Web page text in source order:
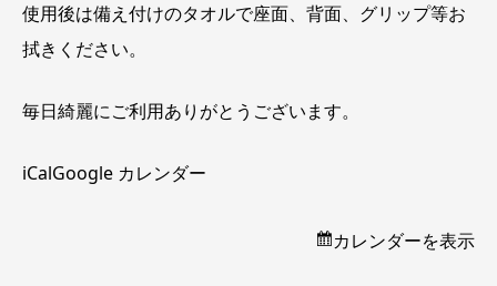
使用後は備え付けのタオルで座面、背面、グリップ等お
拭きください。
毎日綺麗にご利用ありがとうございます。
iCalGoogle カレンダー
カレンダーを表示